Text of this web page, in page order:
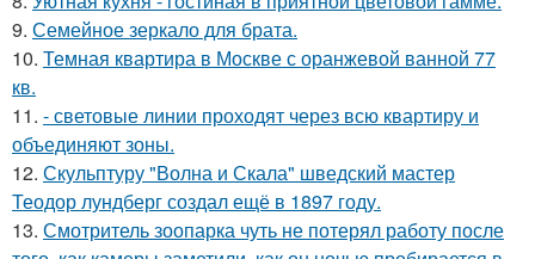
9. Семейное зеркало для брата.
10. Темная квартира в Москве с оранжевой ванной 77
кв.
11. - световые линии проходят через всю квартиру и
объединяют зоны.
12. Скульптуру "Волна и Скала" шведский мастер
Теодор лундберг создал ещё в 1897 году.
13. Смотритель зоопарка чуть не потерял работу после